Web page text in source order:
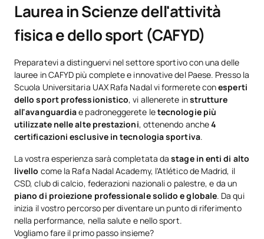
Laurea in Scienze dell'attività
fisica e dello sport (CAFYD)
Preparatevi a distinguervi nel settore sportivo con una delle
lauree in CAFYD più complete e innovative del Paese. Presso la
Scuola Universitaria UAX Rafa Nadal vi formerete conesperti
dello sport professionistico, vi allenerete instrutture
all'avanguardiae padroneggerete letecnologie più
utilizzate nelle alte prestazioni, ottenendo anche4
certificazioni esclusive in tecnologia sportiva.
La vostra esperienza sarà completata dastage in enti di alto
livello come la Rafa Nadal Academy, l'Atlético de Madrid, il
CSD, club di calcio, federazioni nazionali o palestre, e da un
piano di proiezione professionale solido e globale. Da qui
inizia il vostro percorso per diventare un punto di riferimento
nella performance, nella salute e nello sport.
Vogliamo fare il primo passo insieme?